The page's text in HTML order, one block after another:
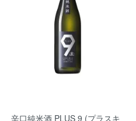
辛口純米酒 PLUS 9 (プラスキ